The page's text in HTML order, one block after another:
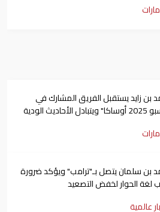
بن زايد يستقبل الفريق المشارك في
"إكسبو 2025 أوساكا" ويتبادل الأحاديث الودية
بن سلمان يتصل بـ"ترامب" ويؤكد ضرورة
لغة الحوار لخفض التصعيد
عالمية